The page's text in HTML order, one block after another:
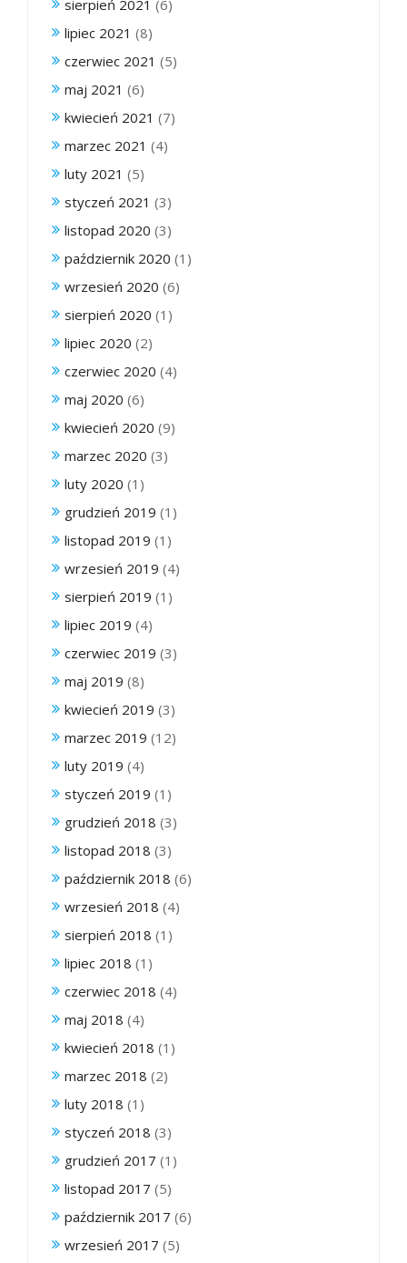
sierpień 2021 (6)
lipiec 2021 (8)
czerwiec 2021 (5)
maj 2021 (6)
kwiecień 2021 (7)
marzec 2021 (4)
luty 2021 (5)
styczeń 2021 (3)
listopad 2020 (3)
październik 2020 (1)
wrzesień 2020 (6)
sierpień 2020 (1)
lipiec 2020 (2)
czerwiec 2020 (4)
maj 2020 (6)
kwiecień 2020 (9)
marzec 2020 (3)
luty 2020 (1)
grudzień 2019 (1)
listopad 2019 (1)
wrzesień 2019 (4)
sierpień 2019 (1)
lipiec 2019 (4)
czerwiec 2019 (3)
maj 2019 (8)
kwiecień 2019 (3)
marzec 2019 (12)
luty 2019 (4)
styczeń 2019 (1)
grudzień 2018 (3)
listopad 2018 (3)
październik 2018 (6)
wrzesień 2018 (4)
sierpień 2018 (1)
lipiec 2018 (1)
czerwiec 2018 (4)
maj 2018 (4)
kwiecień 2018 (1)
marzec 2018 (2)
luty 2018 (1)
styczeń 2018 (3)
grudzień 2017 (1)
listopad 2017 (5)
październik 2017 (6)
wrzesień 2017 (5)